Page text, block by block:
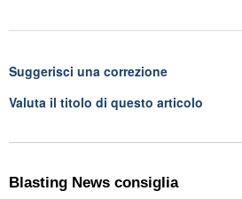
Suggerisci una correzione
Valuta il titolo di questo articolo
Blasting News consiglia